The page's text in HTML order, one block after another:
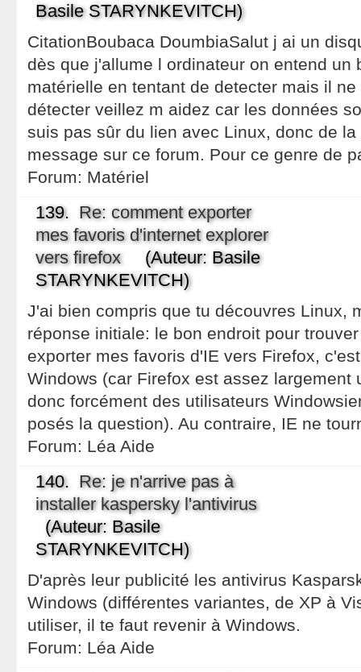
Basile STARYNKEVITCH)
CitationBoubaca DoumbiaSalut j ai un
dès que j'allume l ordinateur on entend un
matérielle en tentant de detecter mais il
détecter veillez m aidez car les données
suis pas sûr du lien avec Linux, donc de
message sur ce forum. Pour ce genre de
Forum: Matériel
139. Re: comment exporter
mes favoris d'internet explorer
vers firefox(Auteur: Basile
STARYNKEVITCH)
J'ai bien compris que tu découvres Linux,
réponse initiale: le bon endroit pour
exporter mes favoris d'IE vers Firefox,
Windows (car Firefox est assez largement
donc forcément des utilisateurs
posés la question). Au contraire, IE ne
Forum: Léa Aide
140. Re: je n'arrive pas à
installer kaspersky l'antivirus
(Auteur: Basile
STARYNKEVITCH)
D'après leur publicité les antivirus
Windows (différentes variantes, de XP à
utiliser, il te faut revenir à Windows.
Forum: Léa Aide